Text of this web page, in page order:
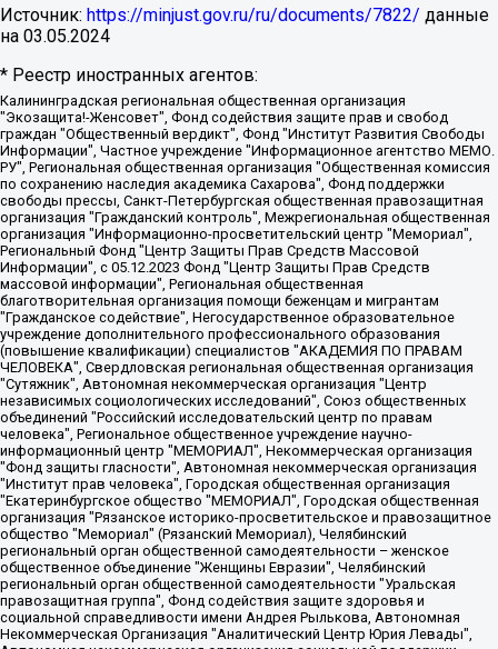
Источник: https://minjust.gov.ru/ru/documents/7822/ данные
на 03.05.2024
* Реестр иностранных агентов:
Калининградская региональная общественная организация "Экозащита!-Женсовет", Фонд содействия защите прав и свобод граждан "Общественный вердикт", Фонд "Институт Развития Свободы Информации", Частное учреждение "Информационное агентство МЕМО. РУ", Региональная общественная организация "Общественная комиссия по сохранению наследия академика Сахарова", Фонд поддержки свободы прессы, Санкт-Петербургская общественная правозащитная организация "Гражданский контроль", Межрегиональная общественная организация "Информационно-просветительский центр "Мемориал", Региональный Фонд "Центр Защиты Прав Средств Массовой Информации", с 05.12.2023 Фонд "Центр Защиты Прав Средств массовой информации", Региональная общественная благотворительная организация помощи беженцам и мигрантам "Гражданское содействие", Негосударственное образовательное учреждение дополнительного профессионального образования (повышение квалификации) специалистов "АКАДЕМИЯ ПО ПРАВАМ ЧЕЛОВЕКА", Свердловская региональная общественная организация "Сутяжник", Автономная некоммерческая организация "Центр независимых социологических исследований", Союз общественных объединений "Российский исследовательский центр по правам человека", Региональное общественное учреждение научно-информационный центр "МЕМОРИАЛ", Некоммерческая организация "Фонд защиты гласности", Автономная некоммерческая организация "Институт прав человека", Городская общественная организация "Екатеринбургское общество "МЕМОРИАЛ", Городская общественная организация "Рязанское историко-просветительское и правозащитное общество "Мемориал" (Рязанский Мемориал), Челябинский региональный орган общественной самодеятельности – женское общественное объединение "Женщины Евразии", Челябинский региональный орган общественной самодеятельности "Уральская правозащитная группа", Фонд содействия защите здоровья и социальной справедливости имени Андрея Рылькова, Автономная Некоммерческая Организация "Аналитический Центр Юрия Левады", Автономная некоммерческая организация социальной поддержки населения "Проект Апрель", Региональная общественная организация помощи женщинам и детям, находящимся в кризисной ситуации "Информационно-методический центр "Анна", Фонд содействия развитию массовых коммуникаций и правовому просвещению "Так-так-Так", Фонд содействия устойчивому развитию "Серебряная тайга", Свердловский региональный общественный фонд социальных проектов "Новое время", "Idel.Реалии", Кавказ.Реалии, Крым.Реалии, Телеканал Настоящее Время, Татаро-башкирская служба Радио Свобода (Azatliq Radiosi), Радио Свободная Европа/Радио Свобода (PCE/PC), "Сибирь.Реалии", "Фактограф", Благотворительный фонд помощи осужденным и их семьям, Автономная некоммерческая организация "Институт глобализации и социальных движений", Фонд "В защиту прав заключенных", Частное учреждение "Центр поддержки и содействия развитию средств массовой информации", Пензенский региональный общественный благотворительный фонд "Гражданский союз", "Север.Реалии", Некоммерческая организация Фонд "Правовая инициатива", Общество с ограниченной ответственностью "Радио Свободная Европа/Радио Свобода", Чешское информационное агентство "MEDIUM-ORIENT", Красноярская региональная общественная организация "Мы против СПИДа", Камалягин Денис Николаевич, Маркелов Сергей Евгеньевич, Пономарев Лев Александрович, Савицкая Людмила Алексеевна, Автономная некоммерческая организация "Центр по работе с проблемой насилия "НАСИЛИЮ.НЕТ", Межрегиональный профессиональный союз работников здравоохранения "Альянс врачей", Юридическое лицо, зарегистрированное в Латвийской Республике, SIA "Medusa Project" (регистрационный номер 40103797863, дата регистрации 10.06.2014), Некоммерческая организация "Фонд по борьбе с коррупцией", Автономная некоммерческая организация "Институт права и публичной политики", Баданин Роман Сергеевич, Гликин Максим Александрович, Железнова Мария Михайловна, Лукьянова Юлия Сергеевна, Маетная Елизавета Витальевна, Маняхин Петр Борисович, Чуракова Ольга Владимировна, Ярош Юлия Петровна, Юридическое лицо "The Insider SIA", зарегистрированное в Риге, Латвийская Республика (дата регистрации 26.06.2015), являющееся администратором доменного имени интернет-издания "The Insider SIA", https://theins.ru, Постернак Алексей Евгеньевич, Рубин Михаил Аркадьевич, Анин Роман Александрович, Юридическое лицо Istories fonds, зарегистрированное в Латвийской Республике (регистрационный номер 50008295751, дата регистрации 24.02.2020), Великовский Дмитрий Александрович, Долинина Ирина Николаевна, Мароховская Алеся Алексеевна, Шлейнов Роман Юрьевич, Шмагун Олеся Валентиновна, Общество с ограниченной ответственностью "Альтаир 2021", Общество с ограниченной ответственностью "Вега 2021", Общество с ограниченной ответственностью "Главный редактор 2021", Общество с ограниченной ответственностью "Ромашки монолит", Важенков Артем Валерьевич, Ивановская областная общественная организация "Центр гендерных исследований", Гурман Юрий Альбертович, Медиапроект "ОВД-Инфо", Егоров Владимир Владимирович, Жилинский Владимир Александрович, Общество с ограниченной ответственностью "ЗП", Иванова София Юрьевна, Карезина Инна Павловна, Кильтау Екатерина Викторовна, Петров Алексей Викторович, Пискунов Сергей Евгеньевич, Смирнов Сергей Сергеевич, Тихонов Михаил Сергеевич, Общество с ограниченной ответственностью "ЖУРНАЛИСТ-ИНОСТРАННЫЙ АГЕНТ", Арапова Галина Юрьевна, Вольтская Татьяна Анатольевна, Американская компания "Mason G.E.S. Anonymous Foundation" (США), являющаяся владельцем интернет-издания https://mnews.world/, Компания "Stichting Bellingcat", зарегистрированная в Нидерландах (дата регистрации 11.07.2018), Захаров Андрей Вячеславович, Клепиковская Екатерина Дмитриевна, Общество с ограниченной ответственностью "МЕМО", Перл Роман Александрович, Симонов Евгений Алексеевич, Соловьева Елена Анатольевна, Сотников Даниил Владимирович, Сурначева Елизавета Дмитриевна, Автономная некоммерческая организация по защите прав человека и информированию населения "Якутия – Наше Мнение", Общество с ограниченной ответственностью "Москоу диджитал медиа", с 26.01.2023 Общество с ограниченной ответственностью "Чайка Белые сады", Ветошкина Валерия Валерьевна, Заговора Максим Александрович, Межрегиональное общественное движение "Российская ЛГБТ - сеть", Оленичев Максим Владимирович, Павлов Иван Юрьевич, Скворцова Елена Сергеевна, Общество с ограниченной ответственностью "Как бы инагент", Кочетков Игорь Викторович, Общество с ограниченной ответственностью "Честные выборы", Еланчик Олег Александрович, Общество с ограниченной ответственностью "Нобелевский призыв", Гималова Регина Эмилевна, Григорьев Андрей Валерьевич, Григорьева Алина Александровна, Ассоциация по содействию защите прав призывников, альтернативнослужащих и военнослужащих "Правозащитная группа "Гражданин.Армия.Право", Хисамова Регина Фаритовна, Автономная некоммерческая организация по реализации социально-правовых программ "Лилит", Дальневосточное общественное движение "Маяк", Санкт-Петербургская ЛГБТ-инициативная группа "Выход", Инициативная группа ЛГБТ+ "Реверс", Алексеев Андрей Викторович, Бекбулатова Таисия Львовна, Беляев Иван Михайлович, Владыкина Елена Сергеевна, Гельман Марат Александрович, Никульшина Вероника Юрьевна, Толоконникова Надежда Андреевна, Шендерович Виктор Анатольевич, Общество с ограниченной ответственностью "Данное сообщение", Общество с ограниченной ответственностью Издательский дом "Новая глава", Айнбиндер Александра Александровна, Московский комьюнити-центр для ЛГБТ+инициатив, Благотворительный фонд развития филантропии, Deutsche Welle (Германия, Kurt-Schumacher-Strasse 3, 53113 Bonn), Борзунова Мария Михайловна, Воробьев Виктор Викторович, Голубева Анна Львовна, Константинова Алла Михайловна, Малкова Ирина Владимировна, Мурадов Мурад Абдулгалимович, Осетинская Елизавета Николаевна, Понасенков Евгений Николаевич, Ганапольский Матвей Юрьевич, Киселев Евгений Алексеевич, Борухович Ирина Григорьевна, Дремин Иван Тимофеевич, Дубровский Дмитрий Викторович, Красноярская региональная общественная организация поддержки и развития альтернативных образовательных технологий и межкультурных коммуникаций "ИНТЕРРА", Маяковская Екатерина Алексеевна, Фейгин Марк Захарович, Филимонов Андрей Викторович, Дзугкоева Регина Николаевна, Доброхотов Роман Александрович, Дудь Юрий Александрович, Елкин Сергей Владимирович, Кругликов Кирилл Игоревич, Сабунаева Мария Леонидовна, Семенов Алексей Владимирович, Шаинян Карен Багратович, Шульман Екатерина Михайловна, Асафьев Артур Валерьевич, Вахштайн Виктор Семенович, Венедиктов Алексей Алексеевич, Лушникова Екатерина Евгеньевна, Волков Леонид Михайлович, Невзоров Александр Глебович, Пархоменко Сергей Борисович, Сироткин Ярослав Николаевич, Кара-Мурза Владимир Владимирович, Баранова Наталья Владимировна, Гозман Леонид Яковлевич, Кагарлицкий Борис Юльевич, Климарев Михаил Валерьевич, Милов Владимир Станиславович, Автономная некоммерческая организация Краснодарский центр современного искусства "Типография", Моргенштерн Алишер Тагирович, Соболь Любовь Эдуардовна, Общество с ограниченной ответственностью "ЛИЗА НОРМ", Каспаров Гарри Кимович, Ходорковский Михаил Борисович, Общество с ограниченной ответственностью "Апрельские тезисы", Данилович Ирина Брониславовна, Кашин Олег Владимирович, Петров Николай Владимирович, Пивоваров Алексей Владимирович, Соколов Михаил Владимирович, Цветкова Юлия Владимировна, Чичваркин Евгений Александрович, Комитет против пыток/Команда против пыток, Общество с ограниченной ответственностью "Первый научный", Общество с ограниченной ответственностью "Вертолет и ко", Белоцерковская Вероника Борисовна, Кац Максим Евгеньевич, Лазарева Татьяна Юрьевна, Шаведдинов Руслан Табризович, Яшин Илья Валерьевич, Общество с ограниченной ответственностью "Иноагент ААВ", Алешковский Дмитрий Петрович, Альбац Евгения Марковна, Быков Дмитрий Львович, Галямина Юлия Евгеньевна, Лойко Сергей Леонидович, Мартынов Кирилл Константинович, Медведев Сергей Александрович, Крашенинников Федор Геннадиевич, Гордеева Катерина Вл